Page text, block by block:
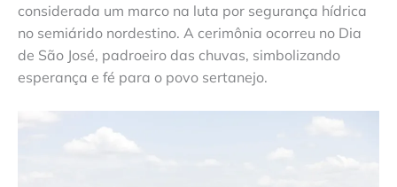
considerada um marco na luta por segurança hídrica
no semiárido nordestino. A cerimônia ocorreu no Dia
de São José, padroeiro das chuvas, simbolizando
esperança e fé para o povo sertanejo.